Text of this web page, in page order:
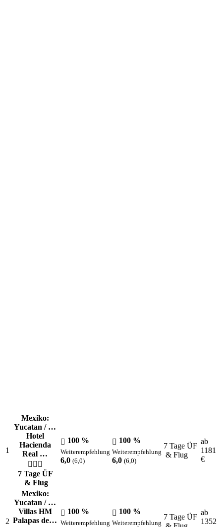
1
Mexiko:
Yucatan / …
Hotel
Hacienda
Real …
7 Tage ÜF
& Flug
100 %
Weiterempfehlung
6,0 (6,0)
100 %
Weiterempfehlung
6,0 (6,0)
7 Tage ÜF
& Flug
ab
1181
€
2
Mexiko:
Yucatan / …
Villas HM
Palapas de…
100 %
Weiterempfehlung
100 %
Weiterempfehlung
7 Tage ÜF
ab
1352